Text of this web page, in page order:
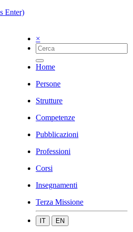
Enter)
×
Home
Persone
Strutture
Competenze
Pubblicazioni
Professioni
Corsi
Insegnamenti
Terza Missione
IT EN